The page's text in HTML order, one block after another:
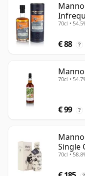
70cl •
€ 88 ?
70cl •
€ 99 ?
Single
70cl •